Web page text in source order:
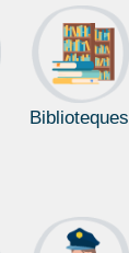
Biblioteques